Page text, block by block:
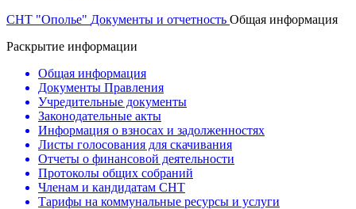
СНТ "Ополье" Документы и отчетность Общая информация
Раскрытие информации
Общая информация
Документы Правления
Учредительные документы
Законодательные акты
Информация о взносах и задолженностях
Листы голосования для скачивания
Отчеты о финансовой деятельности
Протоколы общих собраний
Членам и кандидатам СНТ
Тарифы на коммунальные ресурсы и услуги